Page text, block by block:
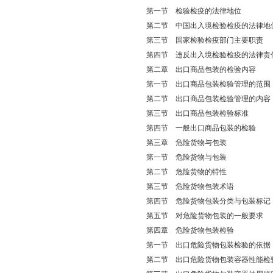
第一节 检验检疫的法律地位
第二节 中国出入境检验检疫的法律地
第三节 国家检验检疫部门主要职责
第四节 违反出入境检验检疫的法律责
第二章 出口商品包装的检验内容
第一节 出口商品包装检验管理的范围
第二节 出口商品包装检验管理的内容
第三节 出口商品包装检验标准
第四节 一般出口商品包装的检验
第三章 危险货物与包装
第一节 危险货物与包装
第二节 危险货物的特性
第三节 危险货物包装术语
第四节 危险货物包装分类与包装标记
第五节 对危险货物包装的一般要求
第四章 危险货物包装检验
第一节 出口危险货物包装检验的依据
第二节 出口危险货物包装容器性能检